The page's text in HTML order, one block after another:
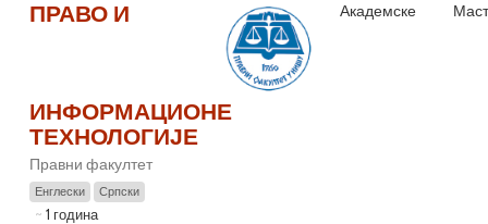
ПРАВО И
ИНФОРМАЦИОНЕ
ТЕХНОЛОГИЈЕ
Правни факултет
Енглески Српски
1 година
Академске